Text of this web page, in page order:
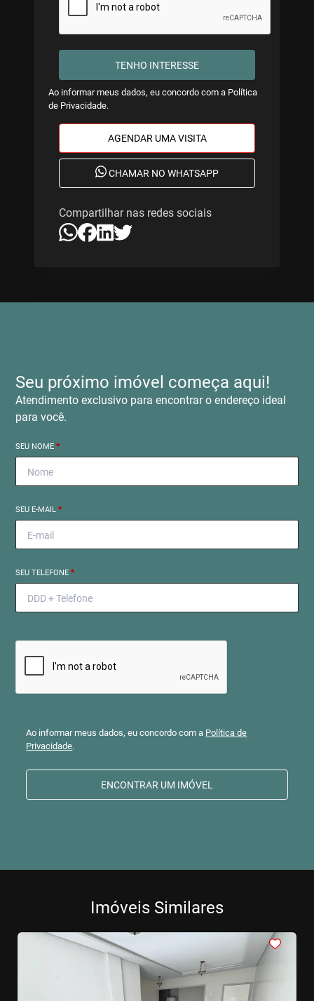
TENHO INTERESSE
Ao informar meus dados, eu concordo com a Política
de Privacidade.
AGENDAR UMA VISITA
CHAMAR NO WHATSAPP
Compartilhar nas redes sociais
Seu próximo imóvel começa aqui!
Atendimento exclusivo para encontrar o endereço ideal
para você.
SEU NOME*
SEU E-MAIL*
SEU TELEFONE*
Ao informar meus dados, eu concordo com a Política de
Privacidade.
ENCONTRAR UM IMÓVEL
Imóveis Similares